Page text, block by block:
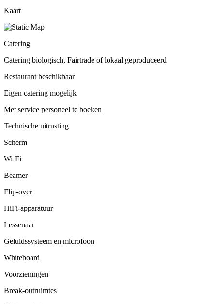
Kaart
Catering
Catering biologisch, Fairtrade of lokaal geproduceerd
Restaurant beschikbaar
Eigen catering mogelijk
Met service personeel te boeken
Technische uitrusting
Scherm
Wi-Fi
Beamer
Flip-over
HiFi-apparatuur
Lessenaar
Geluidssysteem en microfoon
Whiteboard
Voorzieningen
Break-outruimtes